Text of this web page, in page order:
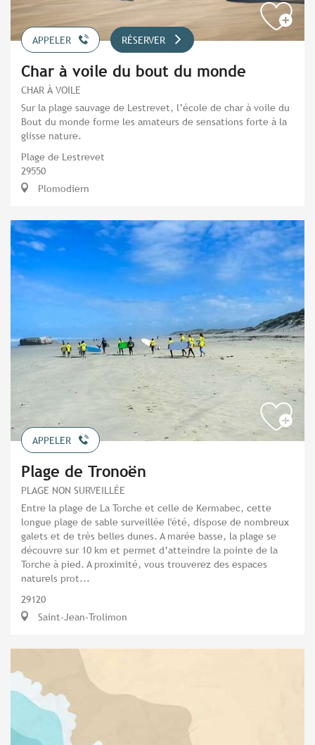
APPELER RÉSERVER
Char à voile du bout du monde
CHAR À VOILE
Sur la plage sauvage de Lestrevet, l’école de char à voile du
Bout du monde forme les amateurs de sensations forte à la
glisse nature.
Plage de Lestrevet
29550
Plomodiern
APPELER
Plage de Tronoën
PLAGE NON SURVEILLÉE
Entre la plage de La Torche et celle de Kermabec, cette
longue plage de sable surveillée l'été, dispose de nombreux
galets et de très belles dunes. A marée basse, la plage se
découvre sur 10 km et permet d’atteindre la pointe de la
Torche à pied. A proximité, vous trouverez des espaces
naturels prot...
29120
Saint-Jean-Trolimon